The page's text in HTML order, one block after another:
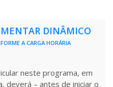
R$ 1.288,78
R$ 1.387,93
DINÂMICO
A CARGA HORÁRIA
neste programa, em
deverá – antes de iniciar o